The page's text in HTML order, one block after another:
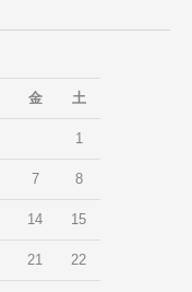
金 土
1
7 8
14 15
21 22